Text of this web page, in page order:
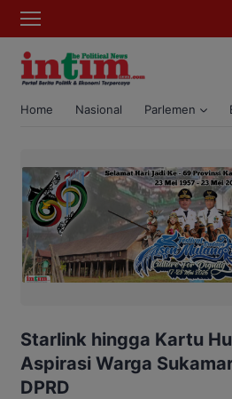
Home Nasional Parlemen
Starlink hingga Kartu
Aspirasi Warga
DPRD